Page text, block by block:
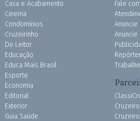
Casa e Acabamento
Cinema
Condomínios
Cruzeirinho
Do Leitor
Educação
Educa Mais Brasil
Esporte
Economia
Editorial
Exterior
Guia Saúde
Fale
Anuncie
Anuncie